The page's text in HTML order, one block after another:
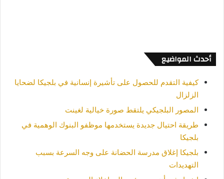
أحدث المواضيع
كيفية التقدم للحصول على تأشيرة إنسانية في بلجيكا لضحايا
الزلزال
المصور البلجيكي يلتقط صورة خيالية لغينت
طريقة احتيال جديدة يستخدمها موظفو البنوك الوهمية في
بلجيكا
بلجيكا إغلاق مدرسة الحضانة على وجه السرعة بسبب
التهديدات